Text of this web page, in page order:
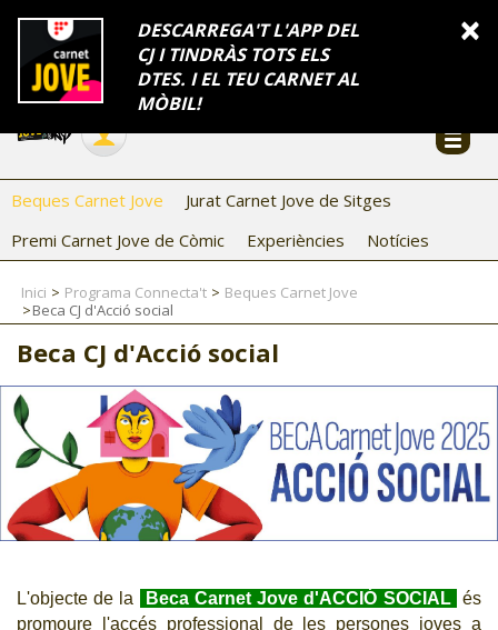
×
DESCARREGA'T L'APP DEL
CJ I TINDRÀS TOTS ELS
DTES. I EL TEU CARNET AL
MÒBIL!
Català
Temes
Serveis Generalitat Catalunya Seu electrònica
FES-TE EL CJ
COL·LABORADORS
CONTACTE
CJ ADOLESCENTS
CJ EMANCIPACIÓ
CJ SALUT
CJ INTERNACIONAL
CJ LOCAL
Beques Carnet Jove
Jurat Carnet Jove de Sitges
Premi Carnet Jove de Còmic
Experiències Notícies
Inici Programa Connecta't
Beques Carnet Jove
Beca CJ d'Acció social
Beca CJ d'Acció social
L'objecte de la Beca Carnet Jove d'ACCIÓ SOCIAL és
promoure l'accés professional de les persones joves a